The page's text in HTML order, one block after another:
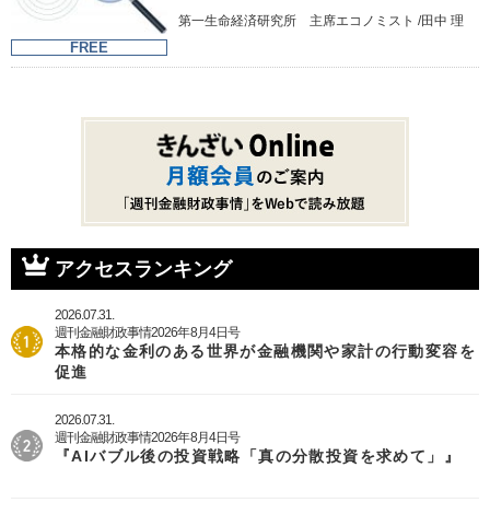
FREE
第一生命経済研究所 主席エコノミスト /田中 理
アクセスランキング
2026.07.31.
週刊金融財政事情2026年8月4日号
本格的な金利のある世界が金融機関や家計の行動変容を
促進
2026.07.31.
週刊金融財政事情2026年8月4日号
『AIバブル後の投資戦略「真の分散投資を求めて」』